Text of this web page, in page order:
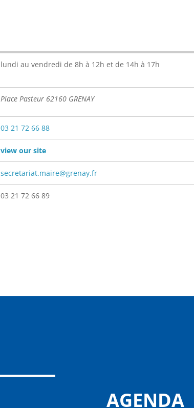
lundi au vendredi de 8h à 12h et de 14h à 17h
Place Pasteur 62160 GRENAY
03 21 72 66 88
view our site
secretariat.maire@grenay.fr
03 21 72 66 89
AGENDA